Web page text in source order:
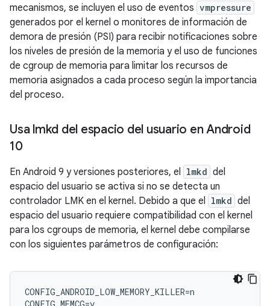
mecanismos, se incluyen el uso de eventos vmpressure
generados por el kernel o monitores de información de
demora de presión (PSI) para recibir notificaciones sobre
los niveles de presión de la memoria y el uso de funciones
de cgroup de memoria para limitar los recursos de
memoria asignados a cada proceso según la importancia
del proceso.
Usa lmkd del espacio del usuario en Android
10
En Android 9 y versiones posteriores, el lmkd del
espacio del usuario se activa si no se detecta un
controlador LMK en el kernel. Debido a que el lmkd del
espacio del usuario requiere compatibilidad con el kernel
para los cgroups de memoria, el kernel debe compilarse
con los siguientes parámetros de configuración:
CONFIG_ANDROID_LOW_MEMORY_KILLER=n